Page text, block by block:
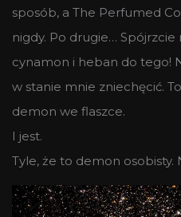
sposób, a The Perfumed
nigdy. Po drugie… Spójrzcie
cynamon i heban do tego!
w stanie mnie zniechęcić.
demon we flaszce.
I jest.
Tyle, że to demon osobisty.